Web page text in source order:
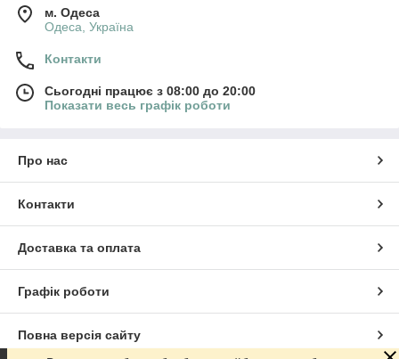
м. Одеса
Одеса, Україна
Контакти
Сьогодні працює з 08:00 до 20:00
Показати весь графік роботи
Про нас
Контакти
Доставка та оплата
Графік роботи
Повна версія сайту